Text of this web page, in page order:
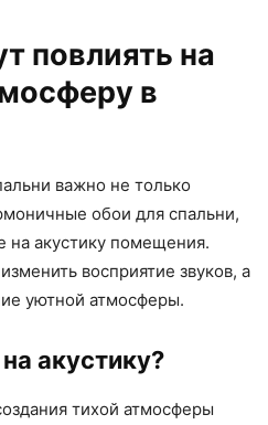
повлиять на
в
важно не только
обои для спальни,
на акустику помещения.
восприятие звуков, а
уютной атмосферы.
акустику?
тихой атмосферы